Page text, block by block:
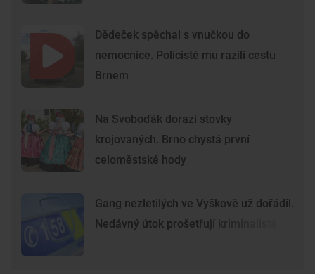
Dědeček spěchal s vnučkou do
nemocnice. Policisté mu razili cestu
Brnem
Na Svoboďák dorazí stovky
krojovaných. Brno chystá první
celoměstské hody
Gang nezletilých ve Vyškově už dořádil.
Nedávný útok prošetřují kriminalisté